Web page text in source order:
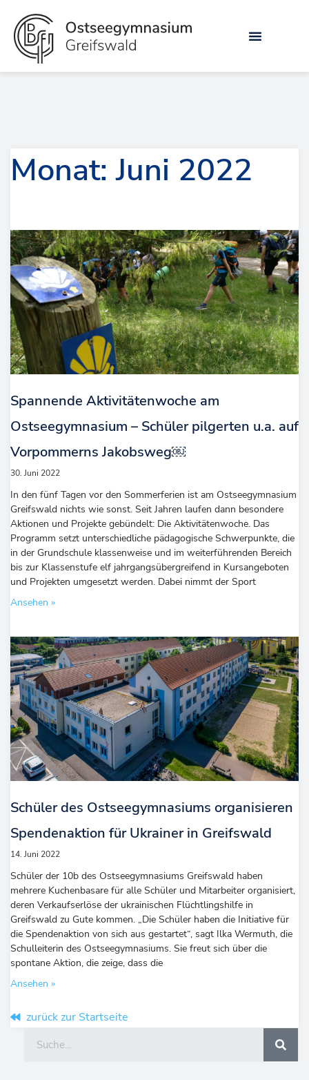
Inhalt
springen
Monat: Juni 2022
Spannende Aktivitätenwoche am
Ostseegymnasium – Schüler pilgerten u.a. auf
Vorpommerns Jakobsweg￼
30. Juni 2022
In den fünf Tagen vor den Sommerferien ist am Ostseegymnasium
Greifswald nichts wie sonst. Seit Jahren laufen dann besondere
Aktionen und Projekte gebündelt: Die Aktivitätenwoche. Das
Programm setzt unterschiedliche pädagogische Schwerpunkte, die
in der Grundschule klassenweise und im weiterführenden Bereich
bis zur Klassenstufe elf jahrgangsübergreifend in Kursangeboten
und Projekten umgesetzt werden. Dabei nimmt der Sport
Ansehen »
Schüler des Ostseegymnasiums organisieren
Spendenaktion für Ukrainer in Greifswald
14. Juni 2022
Schüler der 10b des Ostseegymnasiums Greifswald haben
mehrere Kuchenbasare für alle Schüler und Mitarbeiter organisiert,
deren Verkaufserlöse der ukrainischen Flüchtlingshilfe in
Greifswald zu Gute kommen. „Die Schüler haben die Initiative für
die Spendenaktion von sich aus gestartet“, sagt Ilka Wermuth, die
Schulleiterin des Ostseegymnasiums. Sie freut sich über die
spontane Aktion, die zeige, dass die
Ansehen »
zurück zur Startseite